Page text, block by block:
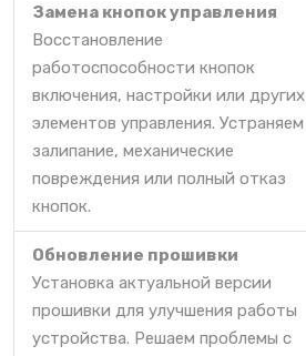
Замена кнопок управления
Восстановление
работоспособности кнопок
включения, настройки или других
элементов управления. Устраняем
залипание, механические
повреждения или полный отказ
кнопок.
Обновление прошивки
Установка актуальной версии
прошивки для улучшения работы
устройства. Решаем проблемы с